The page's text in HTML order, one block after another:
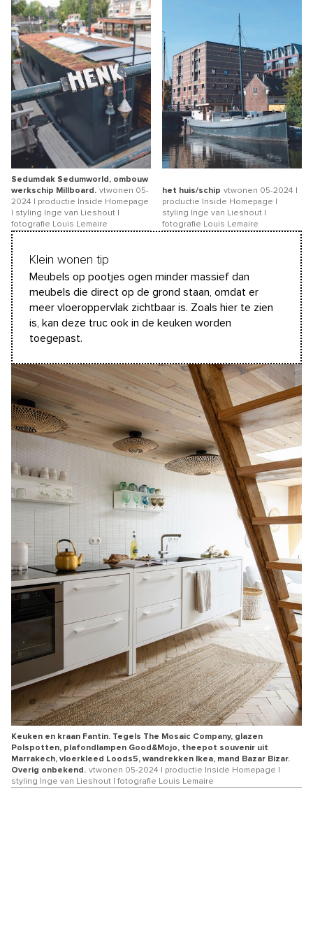
Sedumdak Sedumworld, ombouw
werkschip Millboard. vtwonen 05-
2024 | productie Inside Homepage
| styling Inge van Lieshout |
fotografie Louis Lemaire
het huis/schip vtwonen 05-2024 |
productie Inside Homepage |
styling Inge van Lieshout |
fotografie Louis Lemaire
Klein wonen tip
Meubels op pootjes ogen minder massief dan
meubels die direct op de grond staan, omdat er
meer vloeroppervlak zichtbaar is. Zoals hier te zien
is, kan deze truc ook in de keuken worden
toegepast.
Keuken en kraan Fantin. Tegels The Mosaic Company, glazen
Polspotten, plafondlampen Good&Mojo, theepot souvenir uit
Marrakech, vloerkleed Loods5, wandrekken Ikea, mand Bazar Bizar.
Overig onbekend. vtwonen 05-2024 | productie Inside Homepage |
styling Inge van Lieshout | fotografie Louis Lemaire